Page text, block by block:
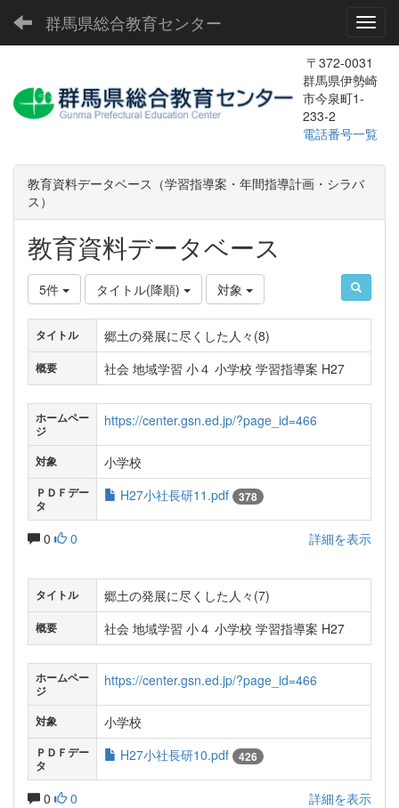
群馬県総合教育センター
〒372-0031
群馬県伊勢崎
市今泉町1-
233-2
電話番号一覧
教育資料データベース（学習指導案・年間指導計画・シラバ
ス）
教育資料データベース
5件 タイトル(降順) 対象
タイトル 郷土の発展に尽くした人々(8)
概要 社会 地域学習 小４ 小学校 学習指導案 H27
ホームペー
ジ
https://center.gsn.ed.jp/?page_id=466
対象 小学校
ＰＤＦデー
タ
H27小社長研11.pdf 378
0 0 詳細を表示
タイトル 郷土の発展に尽くした人々(7)
概要 社会 地域学習 小４ 小学校 学習指導案 H27
ホームペー
ジ
https://center.gsn.ed.jp/?page_id=466
対象 小学校
ＰＤＦデー
タ
H27小社長研10.pdf 426
0 0 詳細を表示